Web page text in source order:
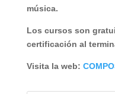
música.
Los cursos son
certificación al
Visita la web: